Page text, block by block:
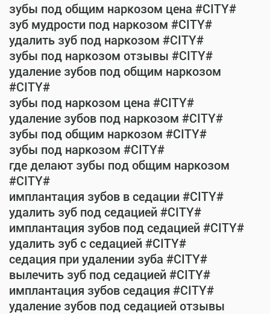
зубы под общим наркозом цена #CITY#
зуб мудрости под наркозом #CITY#
удалить зуб под наркозом #CITY#
зубы под наркозом отзывы #CITY#
удаление зубов под общим наркозом
#CITY#
зубы под наркозом цена #CITY#
удаление зубов под наркозом #CITY#
зубы под общим наркозом #CITY#
зубы под наркозом #CITY#
где делают зубы под общим наркозом
#CITY#
имплантация зубов в седации #CITY#
удалить зуб под седацией #CITY#
имплантация зубов под седацией #CITY#
удалить зуб с седацией #CITY#
седация при удалении зуба #CITY#
вылечить зуб под седацией #CITY#
имплантация зубов седация #CITY#
удаление зубов под седацией отзывы